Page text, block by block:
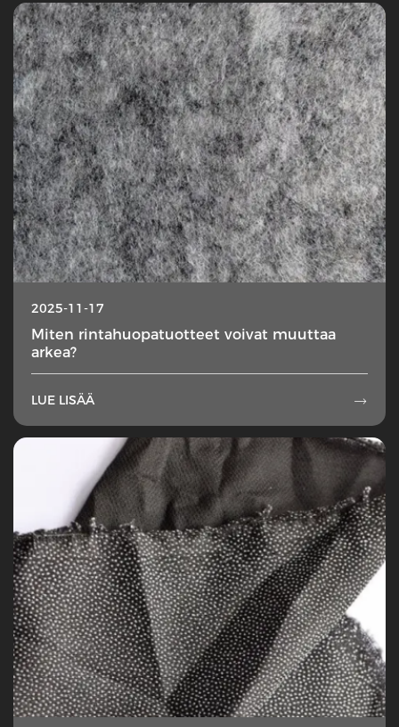
2025-11-17
Miten rintahuopatuotteet voivat muuttaa
arkea?
LUE LISÄÄ 